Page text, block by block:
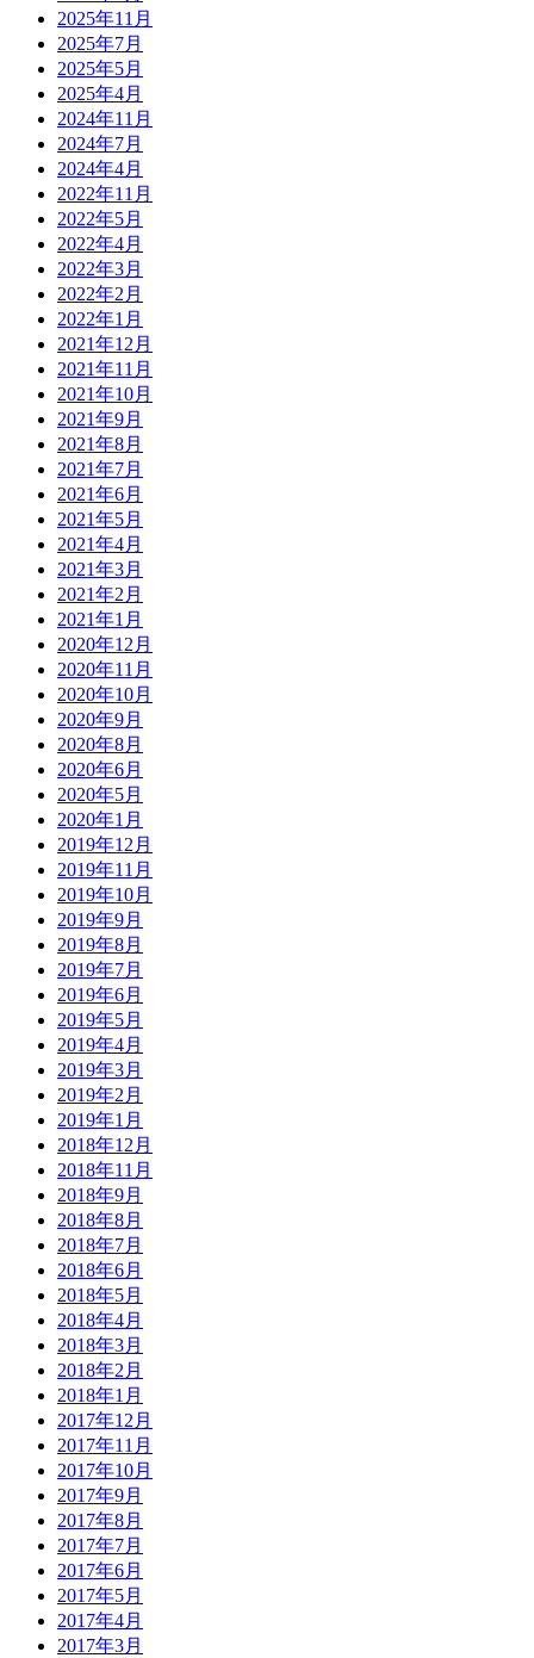
2025年11月
2025年7月
2025年5月
2025年4月
2024年11月
2024年7月
2024年4月
2022年11月
2022年5月
2022年4月
2022年3月
2022年2月
2022年1月
2021年12月
2021年11月
2021年10月
2021年9月
2021年8月
2021年7月
2021年6月
2021年5月
2021年4月
2021年3月
2021年2月
2021年1月
2020年12月
2020年11月
2020年10月
2020年9月
2020年8月
2020年6月
2020年5月
2020年1月
2019年12月
2019年11月
2019年10月
2019年9月
2019年8月
2019年7月
2019年6月
2019年5月
2019年4月
2019年3月
2019年2月
2019年1月
2018年12月
2018年11月
2018年9月
2018年8月
2018年7月
2018年6月
2018年5月
2018年4月
2018年3月
2018年2月
2018年1月
2017年12月
2017年11月
2017年10月
2017年9月
2017年8月
2017年7月
2017年6月
2017年5月
2017年4月
2017年3月